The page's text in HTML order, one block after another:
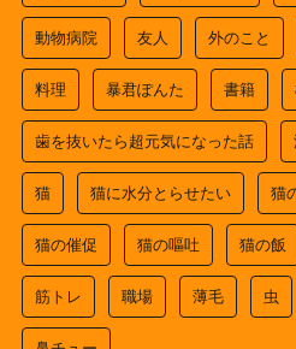
動物病院 友人 外のこと
料理 暴君ぽんた 書籍
歯を抜いたら超元気になった話
猫 猫に水分とらせたい 猫
猫の催促 猫の嘔吐 猫の飯
筋トレ 職場 薄毛 虫